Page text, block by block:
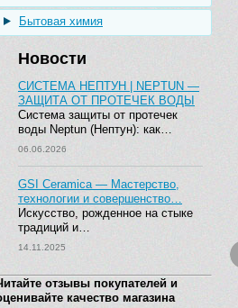
Бытовая химия
Новости
СИСТЕМА НЕПТУН | NEPTUN —
ЗАЩИТА ОТ ПРОТЕЧЕК ВОДЫ
Система защиты от протечек
воды Neptun (Нептун): как…
06.06.2026
GSI Ceramica — Мастерство,
технологии и совершенство…
Искусство, рожденное на стыке
традиций и…
14.11.2025
отзывы покупателей и
качество магазина